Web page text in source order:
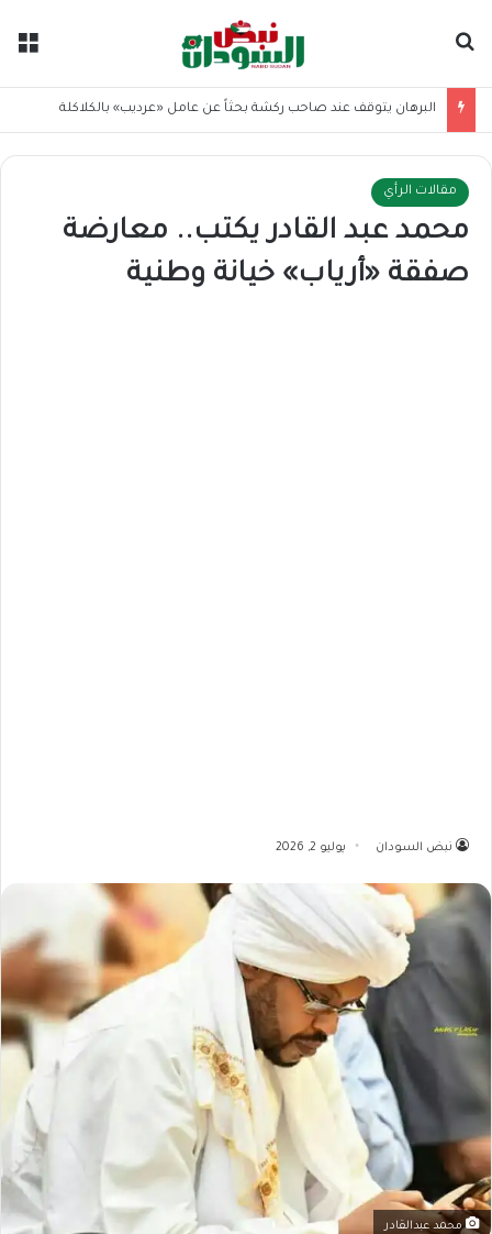
البرهان يتوقف عند صاحب ركشة بحثاً عن عامل «عرديب» بالكلاكلة
مقالات الرأي
محمد عبد القادر يكتب.. معارضة
صفقة «أرياب» خيانة وطنية
نبض السودان يوليو 2, 2026
محمد عبدالقادر